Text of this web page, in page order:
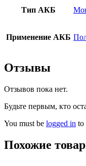
Тип АКБ
Применение АКБ
Отзывы
Отзывов пока нет.
Будьте первым, кто
You must be logged in to
Похожие